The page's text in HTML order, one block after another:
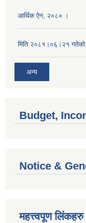
आर्थिक ऐन, २०८० ।
मिति २०८१।०६।२१ गतेको
अन्य
Budget,
Notice &
महत्त्वपूण लिंकहरु